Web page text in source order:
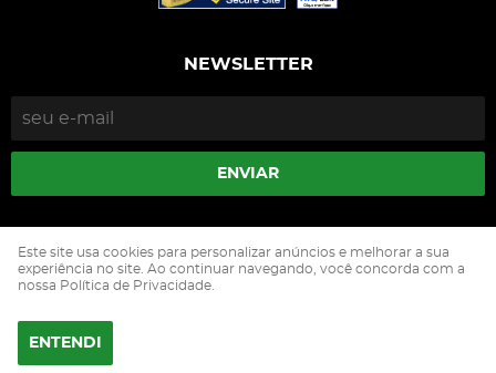
NEWSLETTER
ENVIAR
CNPJ: 05.500.229/0002-90
Este site usa cookies para personalizar anúncios e melhorar a sua
experiência no site. Ao continuar navegando, você concorda com a
nossa Política de Privacidade.
ENTENDI